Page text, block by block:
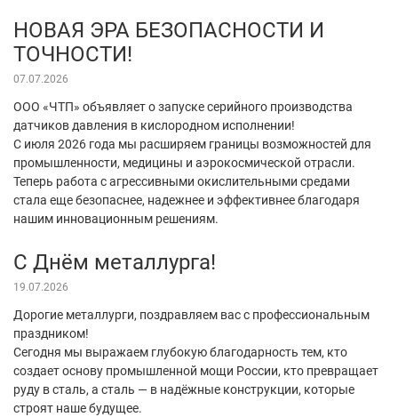
НОВАЯ ЭРА БЕЗОПАСНОСТИ И
ТОЧНОСТИ!
07.07.2026
ООО «ЧТП» объявляет о запуске серийного производства
датчиков давления в кислородном исполнении!
С июля 2026 года мы расширяем границы возможностей для
промышленности, медицины и аэрокосмической отрасли.
Теперь работа с агрессивными окислительными средами
стала еще безопаснее, надежнее и эффективнее благодаря
нашим инновационным решениям.
С Днём металлурга!
19.07.2026
Дорогие металлурги, поздравляем вас с профессиональным
праздником!
Сегодня мы выражаем глубокую благодарность тем, кто
создает основу промышленной мощи России, кто превращает
руду в сталь, а сталь — в надёжные конструкции, которые
строят наше будущее.